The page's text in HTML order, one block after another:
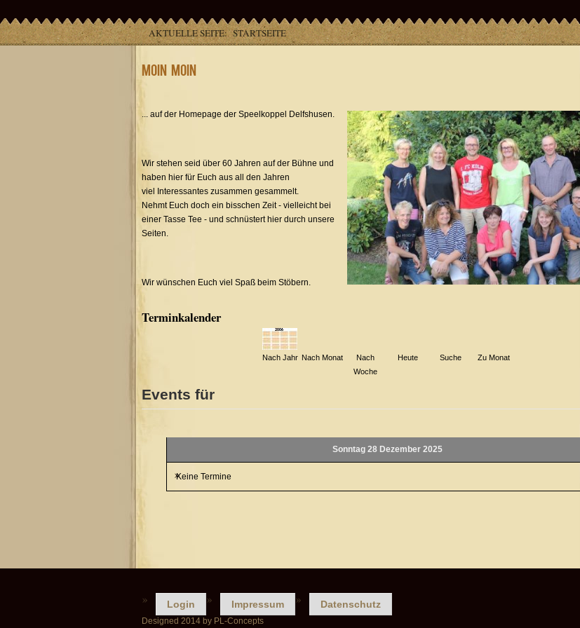
AKTUELLE SEITE: STARTSEITE
Moin Moin
... auf der Homepage der Speelkoppel Delfshusen.
Wir stehen seid über 60 Jahren auf der Bühne und
haben hier für Euch aus all den Jahren
viel Interessantes zusammen gesammelt.
Nehmt Euch doch ein bisschen Zeit - vielleicht bei
einer Tasse Tee - und schnüstert hier durch unsere
Seiten.
Wir wünschen Euch viel Spaß beim Stöbern.
Terminkalender
Nach Jahr Nach Monat
Nach
Woche
Heute Suche Zu Monat
Events für
Sonntag 28 Dezember 2025
Keine Termine
Login Impressum Datenschutz
Designed 2014 by PL-Concepts